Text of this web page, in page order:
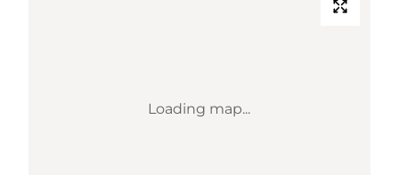
Loading map...